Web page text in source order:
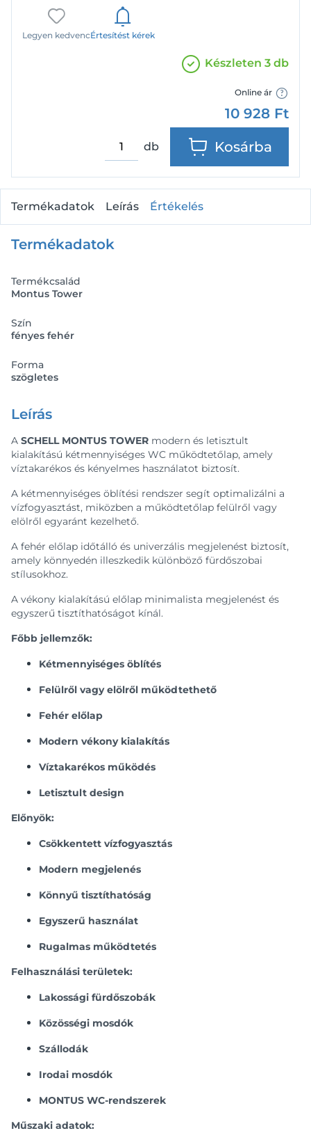
Legyen kedvencÉrtesítést kérek
Készleten 3 db
Online ár
10 928 Ft
db Kosárba
Termékadatok Leírás Értékelés
Termékadatok
Termékcsalád
Montus Tower
Szín
fényes fehér
Forma
szögletes
Leírás
A SCHELL MONTUS TOWER modern és letisztult
kialakítású kétmennyiséges WC működtetőlap, amely
víztakarékos és kényelmes használatot biztosít.
A kétmennyiséges öblítési rendszer segít optimalizálni a
vízfogyasztást, miközben a működtetőlap felülről vagy
elölről egyaránt kezelhető.
A fehér előlap időtálló és univerzális megjelenést biztosít,
amely könnyedén illeszkedik különböző fürdőszobai
stílusokhoz.
A vékony kialakítású előlap minimalista megjelenést és
egyszerű tisztíthatóságot kínál.
Főbb jellemzők:
Kétmennyiséges öblítés
Felülről vagy elölről működtethető
Fehér előlap
Modern vékony kialakítás
Víztakarékos működés
Letisztult design
Előnyök:
Csökkentett vízfogyasztás
Modern megjelenés
Könnyű tisztíthatóság
Egyszerű használat
Rugalmas működtetés
Felhasználási területek:
Lakossági fürdőszobák
Közösségi mosdók
Szállodák
Irodai mosdók
MONTUS WC-rendszerek
Műszaki adatok: